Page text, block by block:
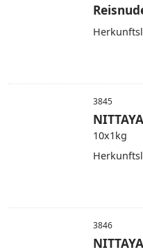
3845
10x1kg
3846